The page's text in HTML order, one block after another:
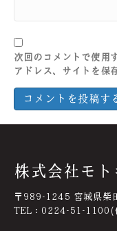
次回のコメントで使用
アドレス、サイトを保
株式会社モト
〒989-1245 宮城県柴
TEL：0224-51-